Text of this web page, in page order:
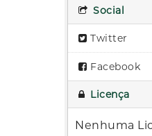
Social
Twitter
Facebook
Licença
Nenhuma